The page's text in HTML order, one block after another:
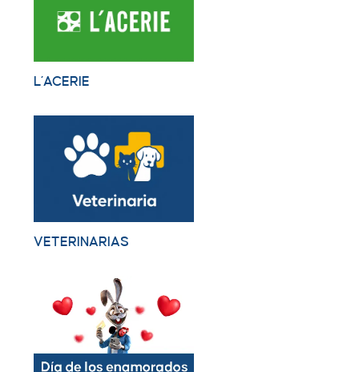
L´ACERIE
VETERINARIAS